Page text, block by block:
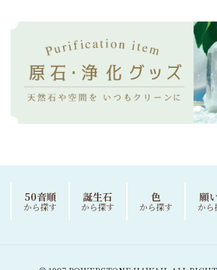
50音順
から探す
誕生石
から探す
色
から探す
願
から